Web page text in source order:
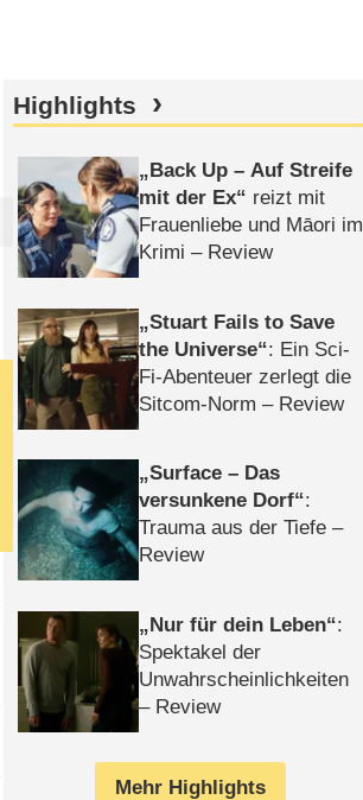
Highlights
Back Up – Auf Streife
mit der Ex
reizt mit
Frauenliebe und Māori im
Krimi – Review
Stuart Fails to Save
the Universe : Ein Sci-
Fi-Abenteuer zerlegt die
Sitcom-Norm – Review
Surface – Das
versunkene Dorf :
Trauma aus der Tiefe –
Review
Nur für dein Leben :
Spektakel der
Unwahrscheinlichkeiten
– Review
Mehr Highlights